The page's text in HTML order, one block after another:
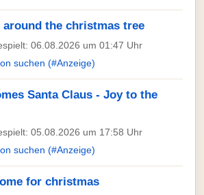
around the christmas tree
06.08.2026 um 01:47 Uhr
suchen (#Anzeige)
Santa Claus - Joy to the
05.08.2026 um 17:58 Uhr
suchen (#Anzeige)
for christmas